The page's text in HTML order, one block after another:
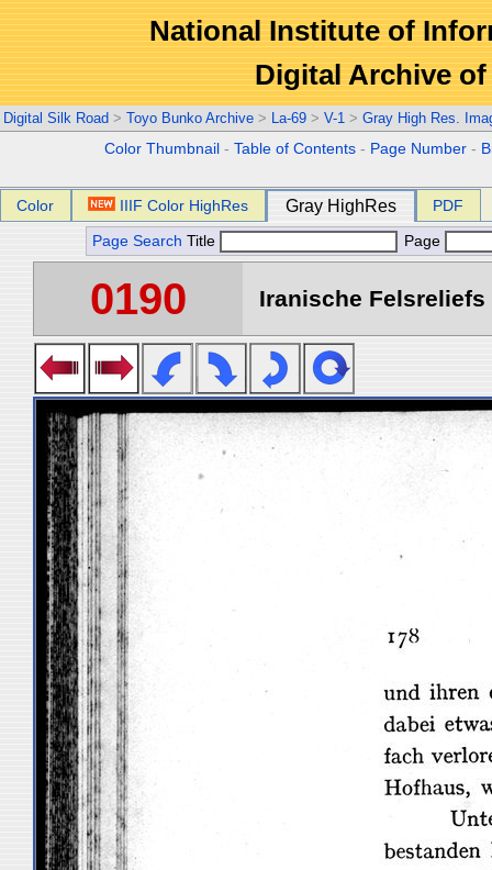
National Institute of
Digital Archive
Digital Silk Road > Toyo Bunko Archive > La-69 > V-1 > Gray High Res.
Color Thumbnail -Table of Contents - Page Number -
Color IIIF Color HighRes Gray HighRes PDF
Page Search Title Page
0190 Iranische Felsreliefs